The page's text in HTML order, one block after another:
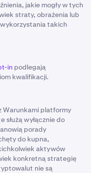
jakie mogły w tych
straty, obrażenia lub
takich
in podlegają
kwalifikacji.
Warunkami platformy
służą wyłącznie do
porady
do kupna,
aktywów
konkretną strategię
nie są